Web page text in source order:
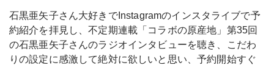
石黒亜矢子さん大好きでInstagramのインスタライブで予
約紹介を拝見し、不定期連載「コラボの原産地」第35回
の石黒亜矢子さんのラジオインタビューを聴き、こだわ
りの設定に感激して絶対に欲しいと思い、予約開始すぐ